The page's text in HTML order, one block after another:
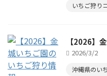
いちご狩り
【2026】
2026/3/2
沖縄県のい